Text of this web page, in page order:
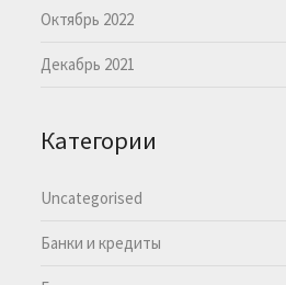
Октябрь 2022
Декабрь 2021
Категории
Uncategorised
Банки и кредиты